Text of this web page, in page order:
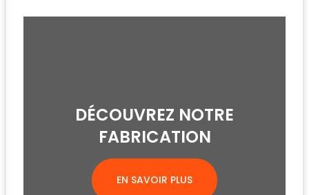
DÉCOUVREZ NOTRE
FABRICATION
EN SAVOIR PLUS